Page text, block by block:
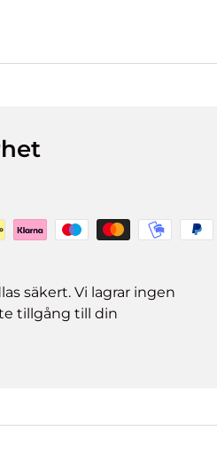
säkert. Vi lagrar ingen
tillgång till din